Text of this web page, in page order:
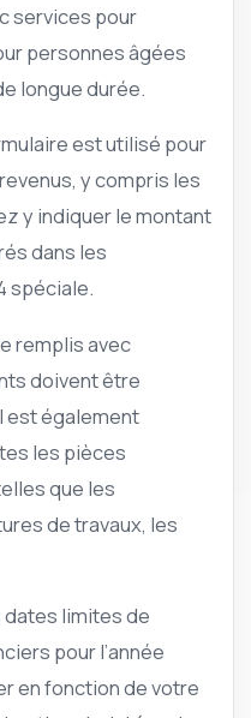
services pour
personnes âgées
longue durée.
est utilisé pour
y compris les
y indiquer le montant
dans les
spéciale.
remplis avec
doivent être
est également
les pièces
que les
de travaux, les
dates limites de
pour l’année
en fonction de votre